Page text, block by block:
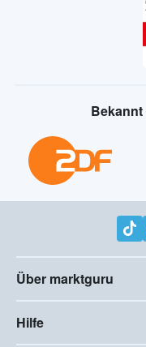
Bekannt
Über marktguru
Hilfe